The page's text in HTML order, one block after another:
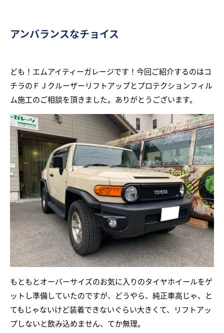
アンバランスなチョイス
ども！エムアイティーガレージです！今回ご紹介するのはコ
チラのＦＪクルーザーリフトアップとプロテクションフィル
ム施工のご相談を頂きました。ありがとうございます。
もともとオーバーサイズのお気に入りのタイヤホイールをゲ
ットし準備していたのですが、どうやら、純正車高じゃ、と
てもじゃないけど装着できないぐらい大きくて、リフトアッ
プしないと飲み込めません、てか無理。